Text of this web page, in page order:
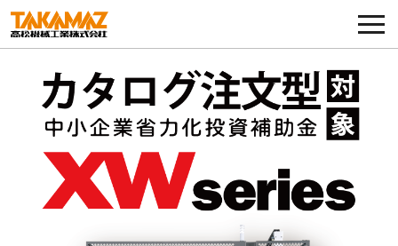
各種お問い合わせ・部品注文
採用に関してはこちらから
企業情報
展示会・イベント